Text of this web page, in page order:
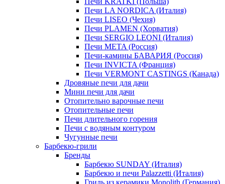
Печи LA NORDICA (Италия)
Печи LISEO (Чехия)
Печи PLAMEN (Хорватия)
Печи SERGIO LEONI (Италия)
Печи META (Россия)
Печи-камины БАВАРИЯ (Россия)
Печи INVICTA (Франция)
Печи VERMONT CASTINGS (Канада)
Дровяные печи для дачи
Мини печи для дачи
Отопительно варочные печи
Отопительные печи
Печи длительного горения
Печи с водяным контуром
Чугунные печи
Барбекю-грили
Бренды
Барбекю SUNDAY (Италия)
Барбекю и печи Palazzetti (Италия)
Гриль из керамики Monolith (Германия)